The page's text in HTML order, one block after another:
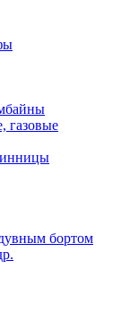
газовые
бортом